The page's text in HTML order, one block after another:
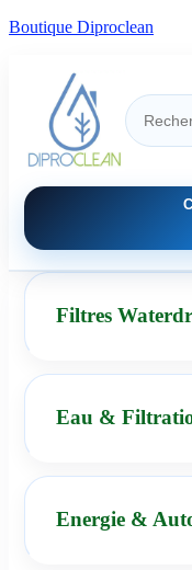
Boutique Diproclean
Filtres
Eau &
Energie &